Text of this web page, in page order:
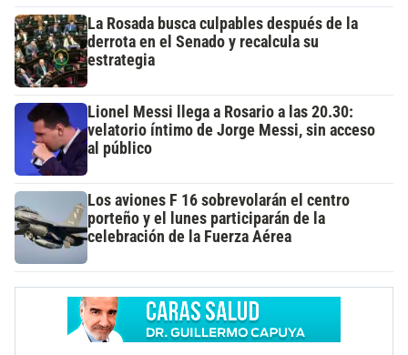
La Rosada busca culpables después de la
derrota en el Senado y recalcula su
estrategia
Lionel Messi llega a Rosario a las 20.30:
velatorio íntimo de Jorge Messi, sin acceso
al público
Los aviones F 16 sobrevolarán el centro
porteño y el lunes participarán de la
celebración de la Fuerza Aérea